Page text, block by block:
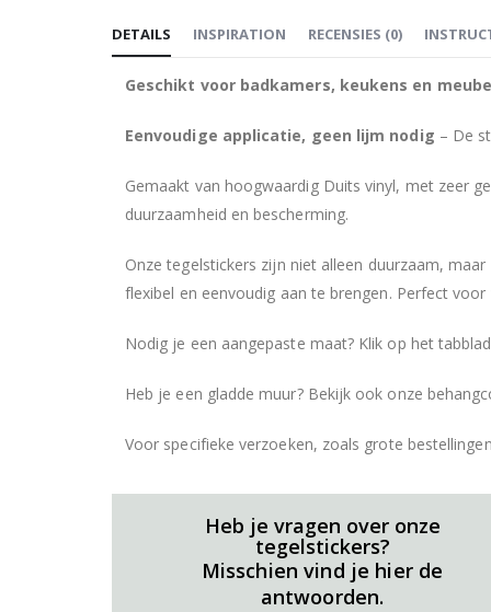
DETAILS
Geschikt voor badkamers, keukens en
Eenvoudige applicatie, geen lijm nodig – De
Gemaakt van hoogwaardig Duits vinyl, met zeer
duurzaamheid en bescherming.
Onze tegelstickers zijn niet alleen duurzaam,
flexibel en eenvoudig aan te brengen. Perfect
Nodig je een aangepaste maat? Klik op het
Heb je een gladde muur? Bekijk ook onze
Voor specifieke verzoeken, zoals grote
INSPIRATION RECENSIES (0)
Heb je vragen over onze
tegelstickers?
Misschien vind je hier de
antwoorden.